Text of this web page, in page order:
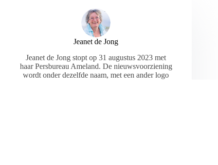
Jeanet de Jong
Jeanet de Jong stopt op 31 augustus 2023 met
haar Persbureau Ameland. De nieuwsvoorziening
wordt onder dezelfde naam, met een ander logo